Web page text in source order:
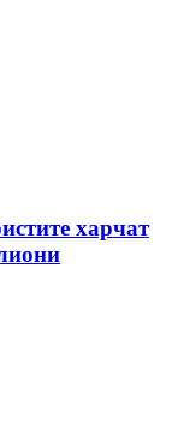
харчат